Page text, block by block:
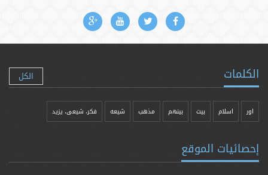
الكلمات الكل
اور اسلام بیت بينهم مذهب شيعه فکر، شیعی، یزيد
إحصائيات الموقع